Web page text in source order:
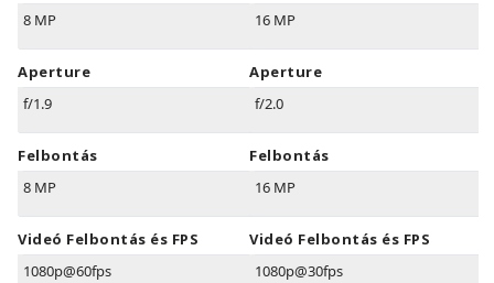
8 MP
Aperture
f/1.9
Felbontás
8 MP
Videó Felbontás és FPS
1080p@60fps
16 MP
Aperture
f/2.0
Felbontás
16 MP
Videó Felbontás és FPS
1080p@30fps